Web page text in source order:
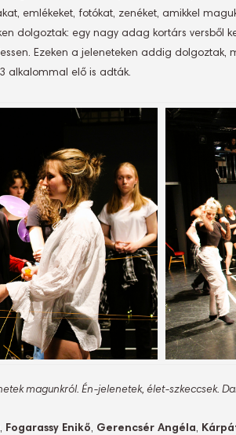
emlékeket, fotókat, zenéket, amikkel
dolgoztak: egy nagy adag kortárs versből
Ezeken a jeleneteken addig
alkalommal elő is adták.
magunkról. Én-jelenetek, élet-szkeccsek.
, Fogarassy Enikő, Gerencsér Angéla,